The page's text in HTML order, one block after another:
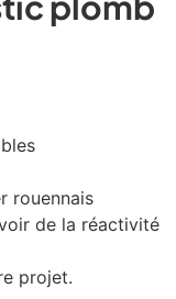
rouennais
de la réactivité
projet.